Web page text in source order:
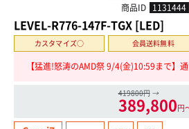
商品ID 1131444
LEVEL-R776-147F-TGX [LED]
カスタマイズ○ 会員送料無料
【猛進!怒涛のAMD祭 9/4(金)10:59まで】
419800円 →
389,800円